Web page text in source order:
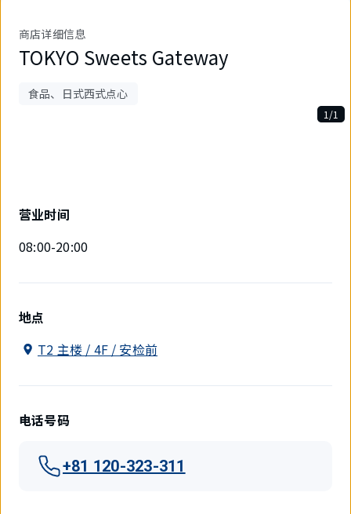
商店详细信息
TOKYO Sweets Gateway
食品、日式西式点心
件。
1/1
营业时间
08:00-20:00
地点
T2 主楼 / 4F / 安检前
电话号码
+81 120-323-311